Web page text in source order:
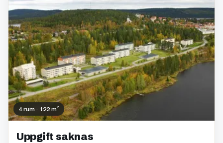
4 rum · 122 m²
Uppgift saknas